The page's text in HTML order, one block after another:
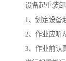
设备起重装
1、划定设备
2、作业应听
3、作业前认